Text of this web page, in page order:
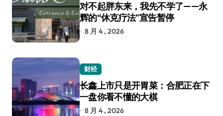
对不起胖东来，我先不学了——永
辉的“休克疗法”宣告暂停
8 月 4 , 2026
财经
长鑫上市只是开胃菜：合肥正在下
一盘你看不懂的大棋
8 月 4 , 2026